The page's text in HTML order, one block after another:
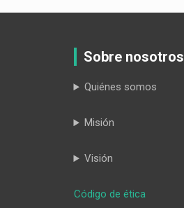
Sobre nosotros
Quiénes somos
Misión
Visión
Código de ética: